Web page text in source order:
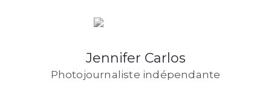
Jennifer Carlos
Photojournaliste indépendante